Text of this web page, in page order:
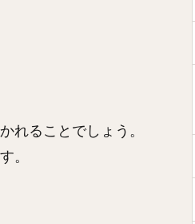
れることでしょう。
。